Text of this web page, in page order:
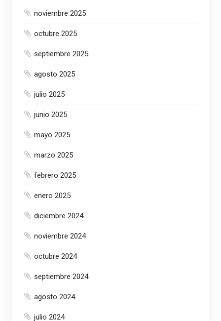
noviembre 2025
octubre 2025
septiembre 2025
agosto 2025
julio 2025
junio 2025
mayo 2025
marzo 2025
febrero 2025
enero 2025
diciembre 2024
noviembre 2024
octubre 2024
septiembre 2024
agosto 2024
julio 2024